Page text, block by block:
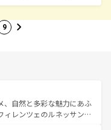
9
、自然と多彩な魅力にあふ
ィレンツェのルネッサンス